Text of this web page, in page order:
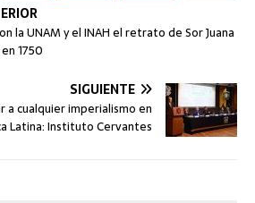
la UNAM y el INAH el retrato de Sor Juana
1750
SIGUIENTE
a cualquier imperialismo en
Latina: Instituto Cervantes